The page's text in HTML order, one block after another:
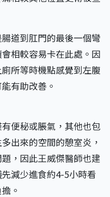
道到肛門的最後一個彎
相較容易卡在此處。因
所等時機點感覺到左腹
有助改善。
便秘或脹氣，其他也包
出來的空間的憩室炎，
，因此王威傑醫師也建
減少進食約4-5小時看
。